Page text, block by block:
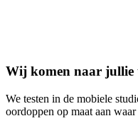
Wij komen naar jullie
We testen in de mobiele
oordoppen op maat aan